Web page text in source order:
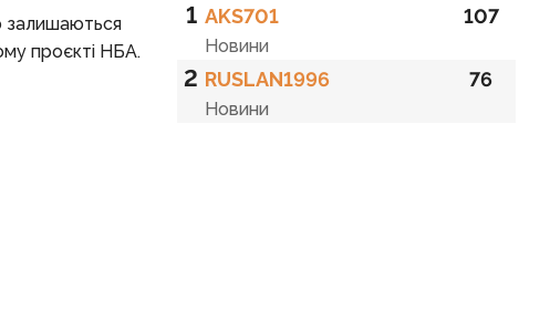
залишаються
проєкті НБА.
1 AKS701
Новини
107
2 RUSLAN1996
Новини
76